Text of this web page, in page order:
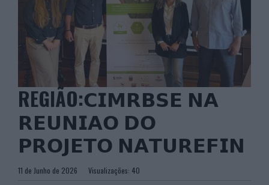
REGIÃO:𝗖𝗜𝗠𝗥𝗕𝗦𝗘 𝗡𝗔
𝗥𝗘𝗨𝗡𝗜𝗔𝗢 𝗗𝗢
𝗣𝗥𝗢𝗝𝗘𝗧𝗢 𝗡𝗔𝗧𝗨𝗥𝗘𝗙𝗜𝗡
11 de Junho de 2026 Visualizações: 40